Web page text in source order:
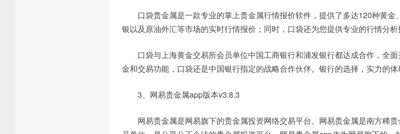
口袋贵金属是一款专业的掌上贵金属行情报价软件，提供了多达120种黄金
银以及原油外汇等市场的实时行情报价；同时，口袋还为您提供专业的行情分析
口袋与上海黄金交易所会员单位中国工商银行和浦发银行都达成合作，全
金和交易功能，口袋还是中国银行指定的战略合作伙伴。银行的选择，实力的体
3、网易贵金属app版本v3.8.3
网易贵金属是网易旗下的贵金属投资网络交易平台。网易贵金属是南方稀